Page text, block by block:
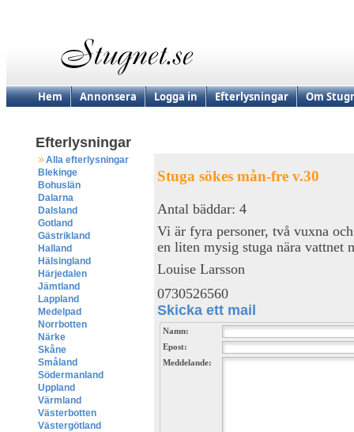
Hem Annonsera Logga in Efterlysningar Om
Efterlysningar
Alla efterlysningar
Blekinge
Bohuslän
Dalarna
Dalsland
Gotland
Gästrikland
Halland
Hälsingland
Härjedalen
Jämtland
Lappland
Medelpad
Norrbotten
Närke
Skåne
Småland
Södermanland
Uppland
Värmland
Västerbotten
Västergötland
Stuga sökes mån-fre v.30
Antal bäddar: 4
Vi är fyra personer, två vuxna
en liten mysig stuga nära vattnet
Louise Larsson
0730526560
Skicka ett mail
Namn:
Epost:
Meddelande: